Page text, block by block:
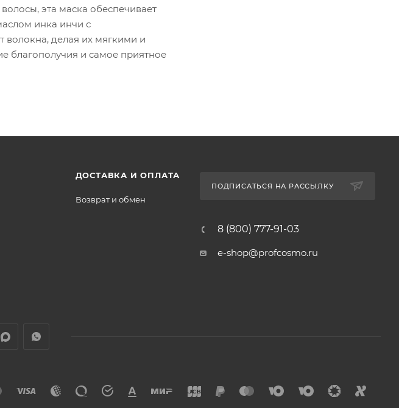
эта маска обеспечивает
инка инчи с
волокна, делая их мягкими и
благополучия и самое приятное
ДОСТАВКА И ОПЛАТА
Возврат и обмен
ПОДПИСАТЬСЯ НА РАССЫЛКУ
8 (800) 777-91-03
e-shop@profcosmo.ru